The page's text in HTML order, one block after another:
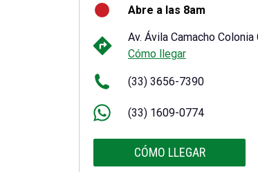
Abre a las 8am
Av. Ávila Camacho
Cómo llegar
(33) 3656-7390
(33) 1609-0774
CÓMO LLEGAR